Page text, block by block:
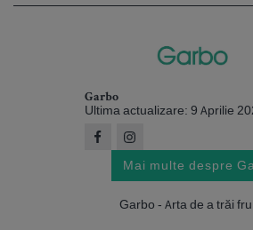
Garbo
Ultima actualizare: 9 Aprilie
Mai multe despre
Garbo - Arta de a trăi